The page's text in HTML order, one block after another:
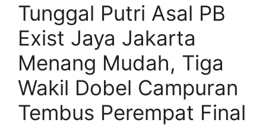
Tunggal Putri Asal PB
Exist Jaya Jakarta
Menang Mudah, Tiga
Wakil Dobel Campuran
Tembus Perempat Final